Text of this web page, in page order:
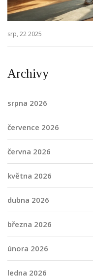
srp, 22 2025
Archivy
srpna 2026
července 2026
června 2026
května 2026
dubna 2026
března 2026
února 2026
ledna 2026